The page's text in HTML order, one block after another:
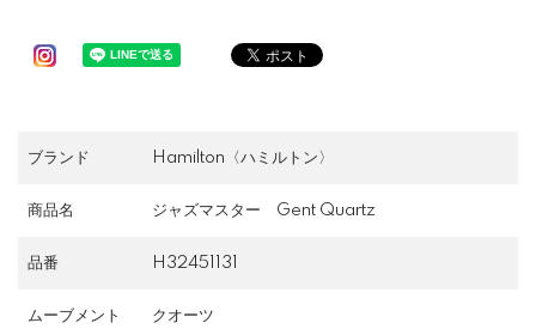
ブランド Hamilton〈ハミルトン〉
商品名 ジャズマスター Gent Quartz
品番 H32451131
ムーブメント クオーツ